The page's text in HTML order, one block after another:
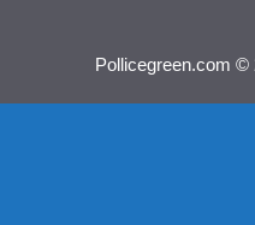
Pollicegreen.com ©